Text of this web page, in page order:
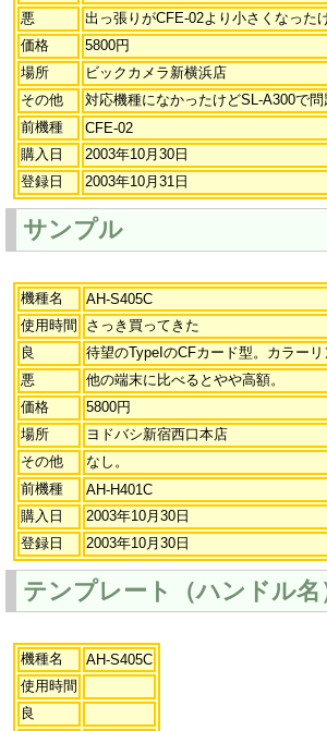
悪
出っ張りがCFE-02より小さくなった
価格
5800円
場所
ビックカメラ新横浜店
その他
対応機種になかったけどSL-A300で
前機種
CFE-02
購入日
2003年10月30日
登録日
2003年10月31日
サンプル
機種名
AH-S405C
使用時間
さっき買ってきた
良
待望のTypeIのCFカード型。カラー
悪
他の端末に比べるとやや高額。
価格
5800円
場所
ヨドバシ新宿西口本店
その他
なし。
前機種
AH-H401C
購入日
2003年10月30日
登録日
2003年10月30日
テンプレート（ハンドル名
機種名
AH-S405C
使用時間
良